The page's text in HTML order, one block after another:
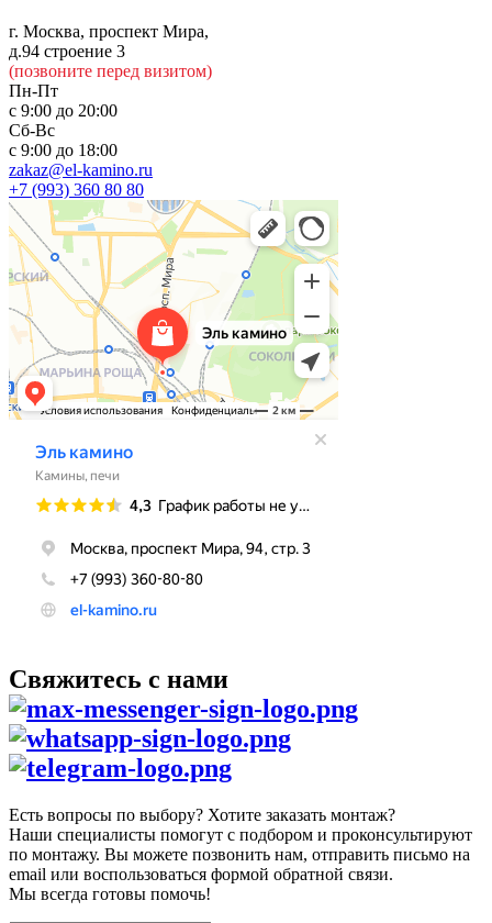
г. Москва, проспект Мира,
д.94 строение 3
(позвоните перед визитом)
Пн-Пт
с 9:00 до 20:00
Сб-Вс
с 9:00 до 18:00
zakaz@el-kamino.ru
+7 (993) 360 80 80
Свяжитесь с нами
Есть вопросы по выбору? Хотите заказать монтаж?
Наши специалисты помогут с подбором и проконсультируют
по монтажу. Вы можете позвонить нам, отправить письмо на
email или воспользоваться формой обратной связи.
Мы всегда готовы помочь!